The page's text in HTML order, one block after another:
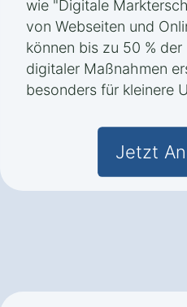
wie "Digitale
von Webseiten und
können bis zu 50 %
digitaler Maßnahmen
besonders für kleinere
Jetzt